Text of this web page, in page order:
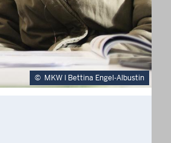
© MKW I Bettina Engel-Albustin